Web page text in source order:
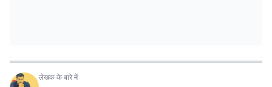
लेखक के बारे में